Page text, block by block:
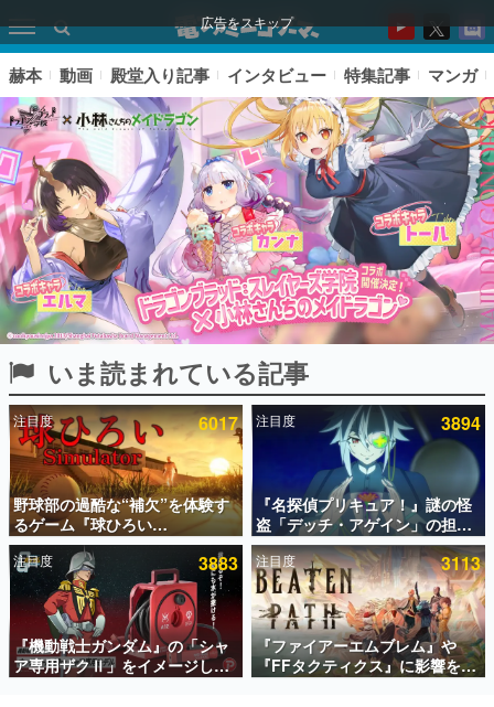
広告をスキップ
ピックアップ
電ファミのいま読まれている記事ランキング
アプリセール情報
インタビュー
連載・特集一覧
殿堂入り記事
SNS拡散数が数千以上！ ページビュー数万以上！ などな
ど。多くの人々に読まれた、電ファミ渾身の“殿堂入り”記
事をまとめました。
赫本 動画 殿堂入り記事 インタビュー 特集記事 マンガ
いま読まれている記事
注目度 6017
野球部の過酷な“補欠”を体験す
るゲーム『球ひろい
Simulator』が「1件」のウィッ
シュリストをもとにチェコ語に
対応しSNSで話題に。『キング
ダム・カム』開発元やチェコの
プロ野球選手から称賛の声
注目度 3894
『名探偵プリキュア！』謎の怪
盗「デッチ・アゲイン」の担当
キャストは天﨑滉平さんと判
明。『Re:ゼロから始める異世
界生活』オットー役、『ヒプノ
シスマイク』山田三郎役など
注目度 3883
『機動戦士ガンダム』の「シャ
ア専用ザクⅡ」をイメージした
散水ホースリールが予約開始。
注目度 3113
『ファイアーエムブレム』や
『FFタクティクス』に影響を受
けた新作戦略RPG『Beaten